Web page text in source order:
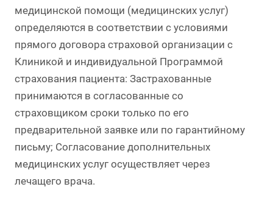
медицинской помощи (медицинских услуг)
определяются в соответствии с условиями
прямого договора страховой организации с
Клиникой и индивидуальной Программой
страхования пациента: Застрахованные
принимаются в согласованные со
страховщиком сроки только по его
предварительной заявке или по гарантийному
письму; Согласование дополнительных
медицинских услуг осуществляет через
лечащего врача.